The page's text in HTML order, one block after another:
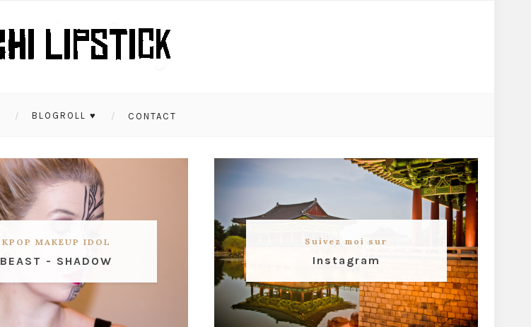
BLOGROLL ♥ CONTACT
KPOP MAKEUP IDOL
BEAST - SHADOW
Suivez moi sur
Instagram